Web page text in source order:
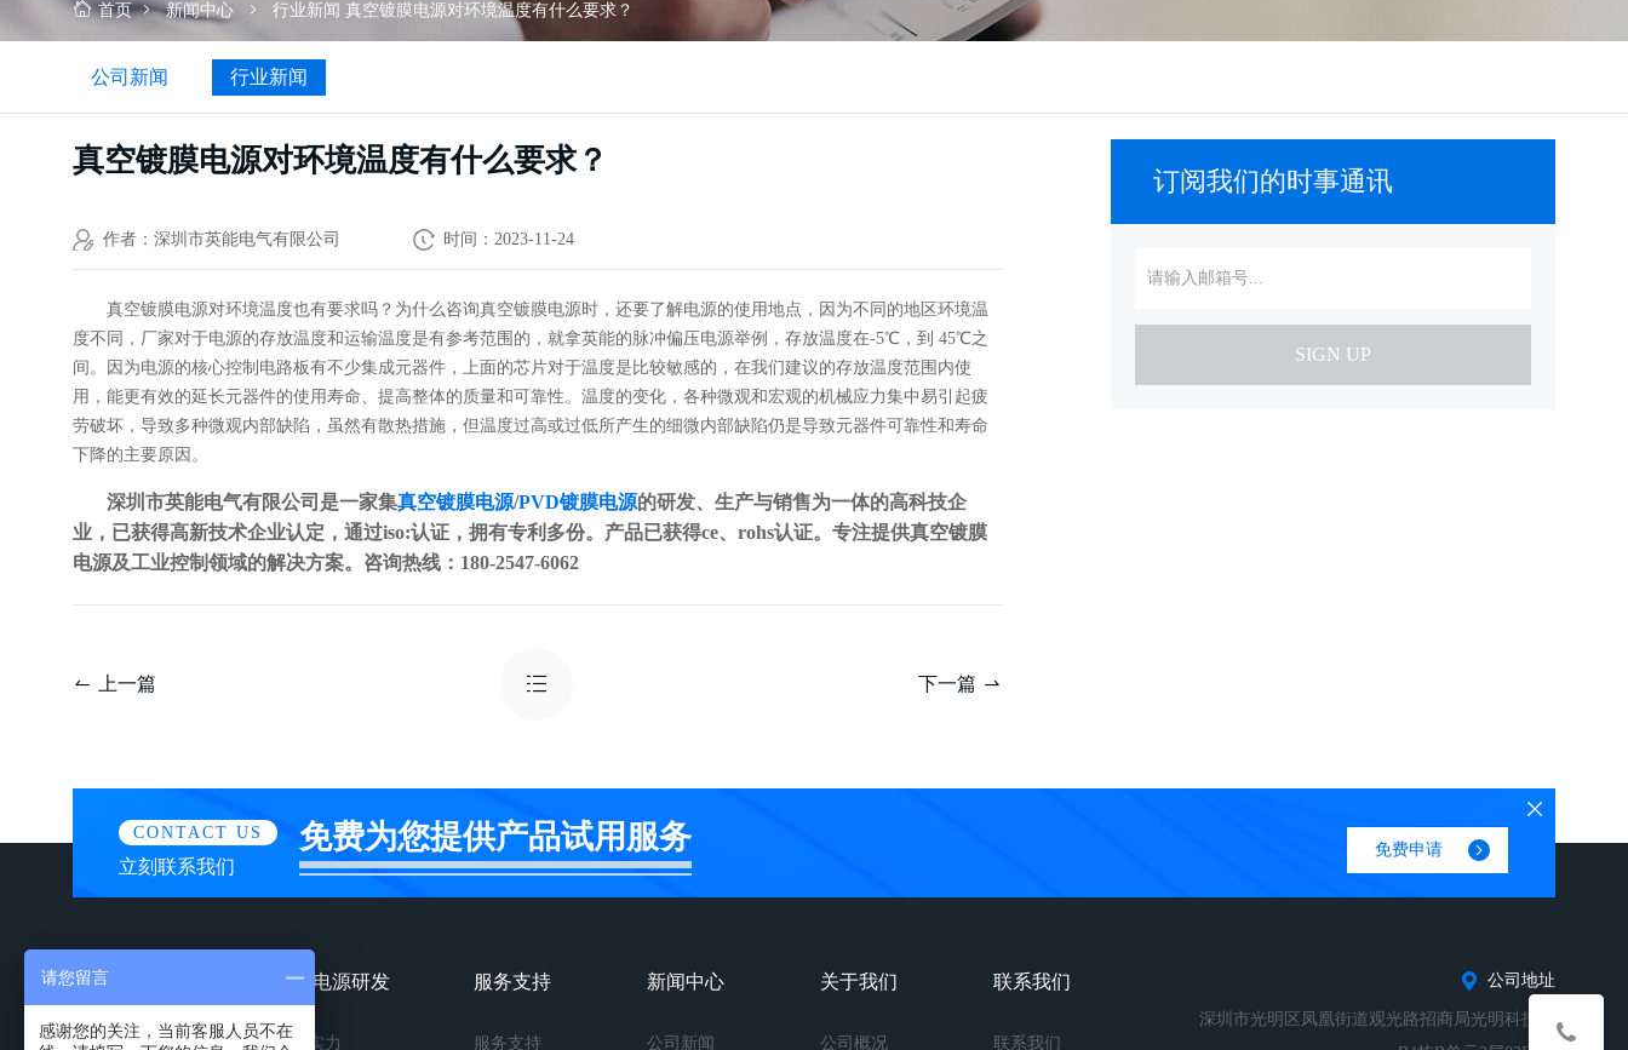
首页 新闻中心 行业新闻 真空镀膜电源对环境温度有什么要求？
公司新闻 行业新闻
真空镀膜电源对环境温度有什么要求？
作者：深圳市英能电气有限公司 时间：2023-11-24
真空镀膜电源对环境温度也有要求吗？为什么咨询真空镀膜电源时，还要了解电源的使用地点，因为不同的地区环境温
度不同，厂家对于电源的存放温度和运输温度是有参考范围的，就拿英能的脉冲偏压电源举例，存放温度在-5℃，到 45℃之
间。因为电源的核心控制电路板有不少集成元器件，上面的芯片对于温度是比较敏感的，在我们建议的存放温度范围内使
用，能更有效的延长元器件的使用寿命、提高整体的质量和可靠性。温度的变化，各种微观和宏观的机械应力集中易引起疲
劳破坏，导致多种微观内部缺陷，虽然有散热措施，但温度过高或过低所产生的细微内部缺陷仍是导致元器件可靠性和寿命
下降的主要原因。
深圳市英能电气有限公司是一家集真空镀膜电源/PVD镀膜电源的研发、生产与销售为一体的高科技企
业，已获得高新技术企业认定，通过iso:认证，拥有专利多份。产品已获得ce、rohs认证。专注提供真空镀膜
电源及工业控制领域的解决方案。咨询热线：180-2547-6062
上一篇 下一篇
订阅我们的时事通讯
SIGN UP
CONTACT US
立刻联系我们
免费为您提供产品试用服务 免费申请
镀膜电源产品
按种类
镀膜电源研发
研发实力
服务支持
服务支持
新闻中心
公司新闻
关于我们
公司概况
联系我们
联系我们
公司地址
深圳市光明区凤凰街道观光路招商局光明科技园
请您留言
感谢您的关注，当前客服人员不在